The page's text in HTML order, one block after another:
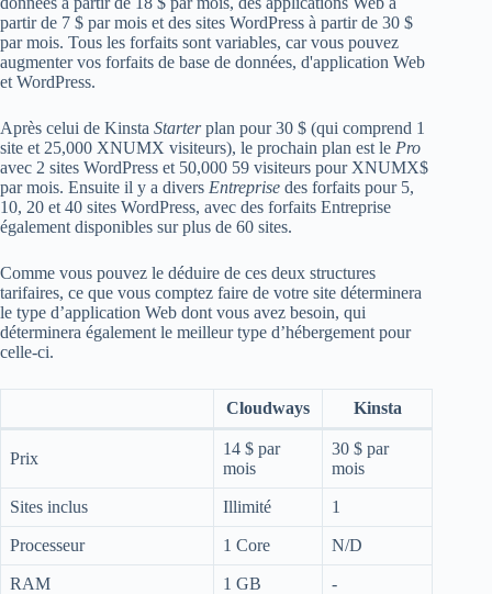
partir de 7 $ par mois et des sites WordPress à partir de 30 $
par mois. Tous les forfaits sont variables, car vous pouvez
augmenter vos forfaits de base de données, d'application Web
et WordPress.
Après celui de Kinsta Starterplan pour 30 $ (qui comprend 1
site et 25,000 XNUMX visiteurs), le prochain plan est le Pro
avec 2 sites WordPress et 50,000 59 visiteurs pour XNUMX$
par mois. Ensuite il y a divers Entreprise des forfaits pour 5,
10, 20 et 40 sites WordPress, avec des forfaits Entreprise
également disponibles sur plus de 60 sites.
Comme vous pouvez le déduire de ces deux structures
tarifaires, ce que vous comptez faire de votre site déterminera
le type d’application Web dont vous avez besoin, qui
déterminera également le meilleur type d’hébergement pour
celle-ci.
Cloudways Kinsta
Prix
14 $ par
mois
30 $ par
mois
Sites inclus Illimité 1
Processeur 1 Core N/D
RAM 1 GB -